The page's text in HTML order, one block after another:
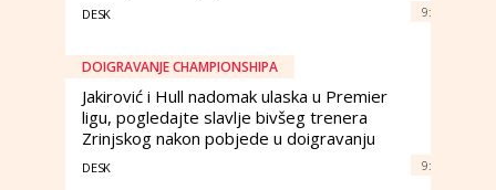
DESK 9:
DOIGRAVANJE CHAMPIONSHIPA
Jakirović i Hull nadomak ulaska u Premier
ligu, pogledajte slavlje bivšeg trenera
Zrinjskog nakon pobjede u doigravanju
DESK 9: